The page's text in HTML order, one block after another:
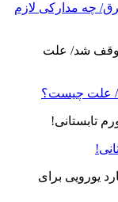
چه مدارکی لازم
علت چیست؟